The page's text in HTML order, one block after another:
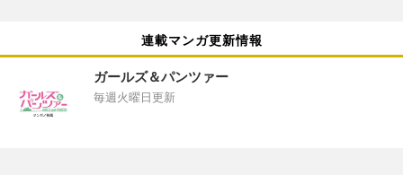
連載マンガ更新情報
ガールズ＆パンツァー
毎週火曜日更新